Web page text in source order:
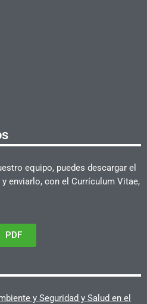
equipo, puedes descargar el
enviarlo, con el Currículum Vitae,
PDF
y Seguridad y Salud en el